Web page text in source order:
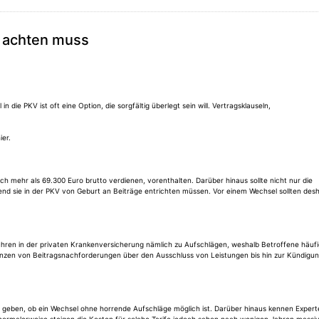
muss
die PKV ist oft eine Option, die sorgfältig überlegt sein will. Vertragsklauseln,
mehr als 69.300 Euro brutto verdienen, vorenthalten. Darüber hinaus sollte nicht nur die
sie in der PKV von Geburt an Beiträge entrichten müssen. Vor einem Wechsel sollten
in der privaten Krankenversicherung nämlich zu Aufschlägen, weshalb Betroffene
von Beitragsnachforderungen über den Ausschluss von Leistungen bis hin zur
ob ein Wechsel ohne horrende Aufschläge möglich ist. Darüber hinaus kennen